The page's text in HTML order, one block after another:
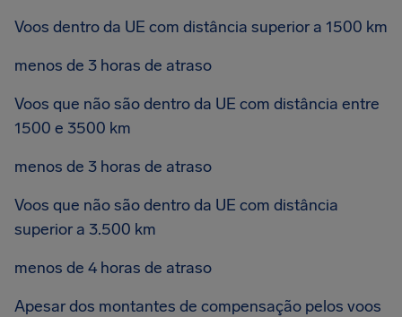
Voos dentro da UE com distância superior a 1500 km
menos de 3 horas de atraso
Voos que não são dentro da UE com distância entre
1500 e 3500 km
menos de 3 horas de atraso
Voos que não são dentro da UE com distância
superior a 3.500 km
menos de 4 horas de atraso
Apesar dos montantes de compensação pelos voos